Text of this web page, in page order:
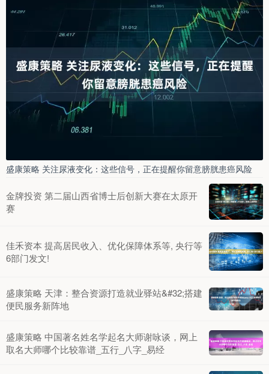
盛康策略 关注尿液变化：这些信号，正在提醒你留意膀胱患癌风险
金牌投资 第二届山西省博士后创新大赛在太原开
赛
佳禾资本 提高居民收入、优化保障体系等, 央行等
6部门发文!
盛康策略 天津：整合资源打造就业驿站&#32;搭建
便民服务新阵地
盛康策略 中国著名姓名学起名大师谢咏谈，网上
取名大师哪个比较靠谱_五行_八字_易经